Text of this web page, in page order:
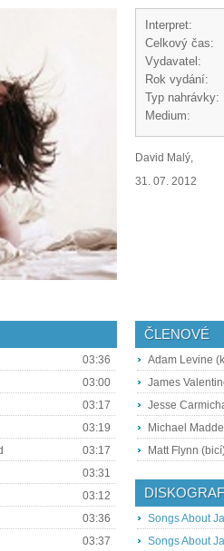
Interpret:
Celkový čas:
Vydavatel:
Rok vydání:
Typ nahrávky:
Medium:
David Malý,
31. 07. 2012
03:36
03:00
03:17
03:19
03:17
03:31
03:12
03:36
03:37
ČLENOVÉ
Adam Levine
James
Jesse
Michael
Matt Flynn
Songs About
Songs About